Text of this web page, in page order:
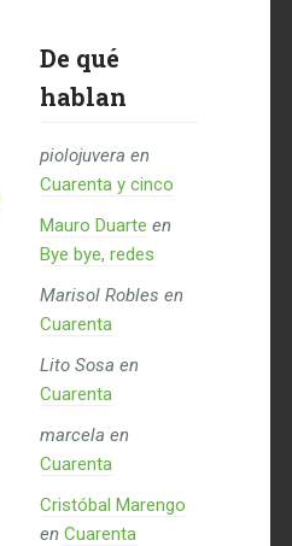
De qué
hablan
piolojuvera en
Cuarenta y cinco
Mauro Duarte en
Bye bye, redes
Marisol Robles en
Cuarenta
Lito Sosa en
Cuarenta
marcela en
Cuarenta
Cristóbal Marengo
en Cuarenta